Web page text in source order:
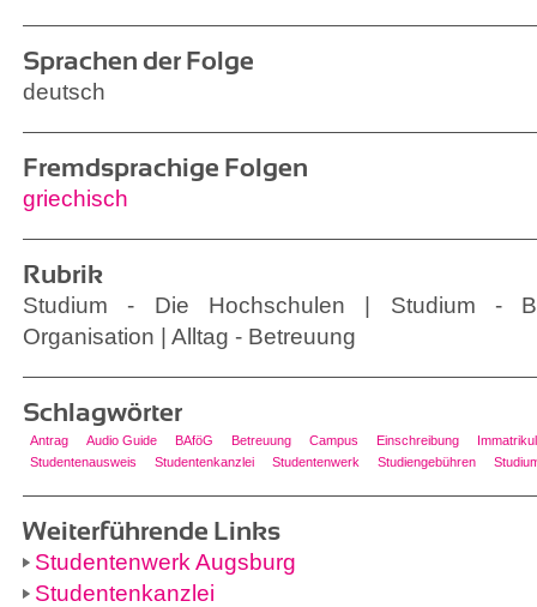
Sprachen der Folge
deutsch
Fremdsprachige Folgen
griechisch
Rubrik
Studium - Die Hochschulen | Studium -
Organisation | Alltag - Betreuung
Schlagwörter
Antrag Audio Guide BAföG Betreuung Campus Einschreibung
Studentenausweis
Studentenkanzlei Studentenwerk Studiengebühren
Weiterführende Links
Studentenwerk Augsburg
Studentenkanzlei